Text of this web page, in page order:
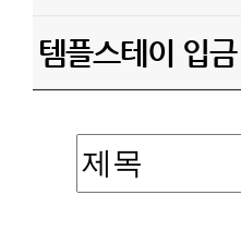
템플스테이 입